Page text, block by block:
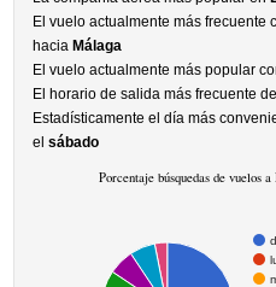
El vuelo actualmente más frecuente
hacia Málaga
El vuelo actualmente más popular
El horario de salida más frecuente de
Estadísticamente el día más
elsábado
Porcentaje búsquedas de vuelos